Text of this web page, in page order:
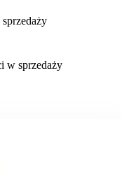
w sprzedaży